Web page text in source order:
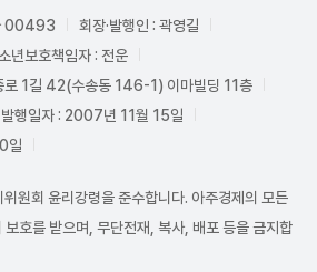
00493
회장·발행인 : 곽영길
년보호책임자 : 전운
로 1길 42(수송동 146-1) 이마빌딩 11층
발행일자 : 2007년 11월 15일
일
원회 윤리강령을 준수합니다. 아주경제의 모든
호를 받으며, 무단전재, 복사, 배포 등을 금지합